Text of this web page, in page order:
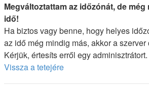
Megváltoztattam az időzónát, de
idő!
Ha biztos vagy benne, hogy helyes
az idő még mindig más, akkor a szerver
Kérjük, értesíts erről egy adminisztrátort.
Vissza a tetejére